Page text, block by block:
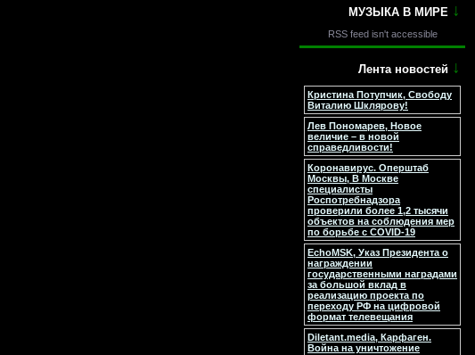
МУЗЫКА В МИРЕ ↓
RSS feed isn't accessible
Лента новостей ↓
Кристина Потупчик, Свободу
Виталию Шклярову!
Лев Пономарев, Новое
величие – в новой
справедливости!
Коронавирус. Оперштаб
Москвы, В Москве
специалисты
Роспотребнадзора
проверили более 1,2 тысячи
объектов на соблюдения мер
по борьбе с COVID-19
EchoMSK, Указ Президента о
награждении
государственными наградами
за большой вклад в
реализацию проекта по
переходу РФ на цифровой
формат телевещания
Diletant.media, Карфаген.
Война на уничтожение